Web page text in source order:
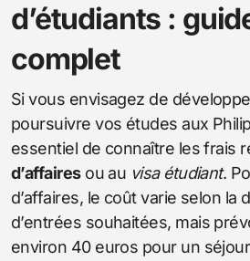
d’étudiants :
complet
Si vous envisagez de
poursuivre vos études aux
essentiel de connaître les frais
d’affairesou au visa étudiant.
d’affaires, le coût varie selon la
d’entrées souhaitées, mais
environ 40 euros pour un